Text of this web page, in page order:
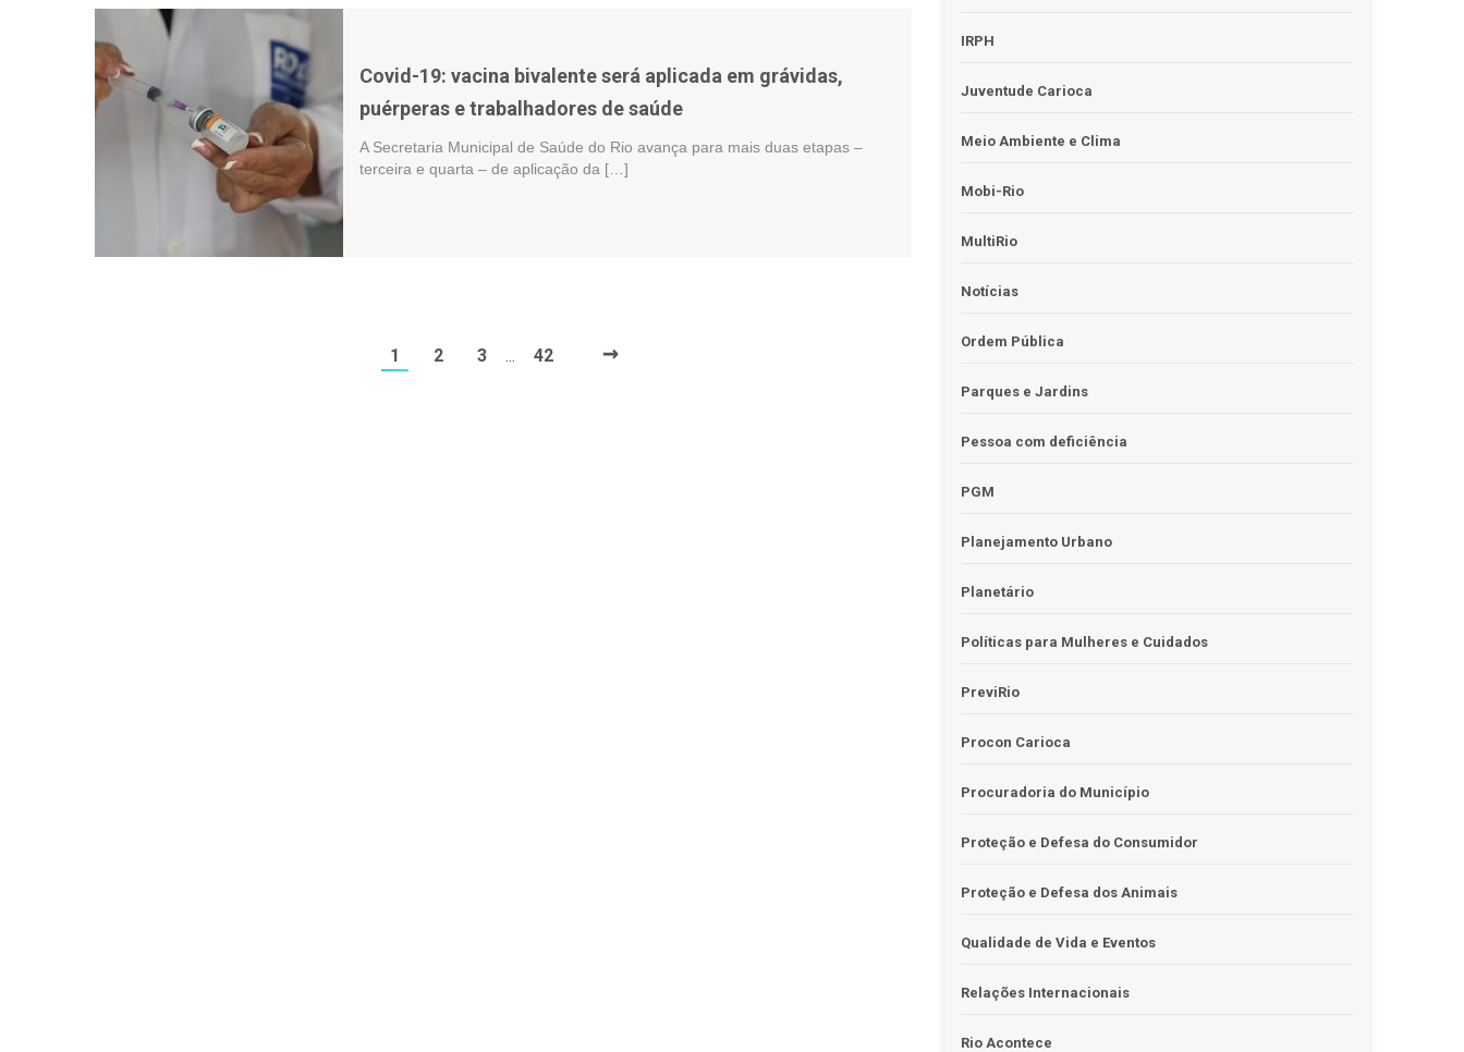
Covid-19: vacina bivalente será aplicada em grávidas,
puérperas e trabalhadores de saúde
A Secretaria Municipal de Saúde do Rio avança para mais duas etapas –
terceira e quarta – de aplicação da […]
1 2 3 42 →
IRPH
Juventude Carioca
Meio Ambiente e Clima
Mobi-Rio
MultiRio
Notícias
Ordem Pública
Parques e Jardins
Pessoa com deficiência
PGM
Planejamento Urbano
Planetário
Políticas para Mulheres e Cuidados
PreviRio
Procon Carioca
Procuradoria do Município
Proteção e Defesa do Consumidor
Proteção e Defesa dos Animais
Qualidade de Vida e Eventos
Relações Internacionais
Rio Acontece